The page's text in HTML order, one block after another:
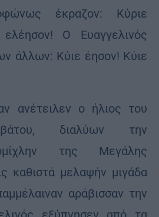
έκραζον: Κύριε
Ο Ευαγγελινός
άλλων: Κύιε έησον! Κύιε
ανέτειλεν ο ήλιος του
διαλύων την
της Μεγάλης
καθιστά μελαψήν μιγάδα
αράβισσαν την